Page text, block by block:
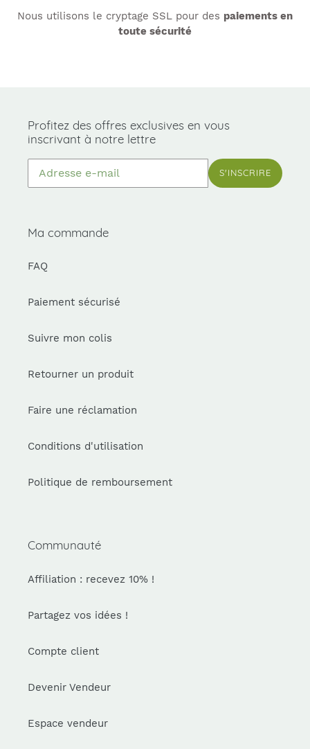
Nous utilisons le cryptage SSL pour des paiements en
toute sécurité
Profitez des offres exclusives en vous
inscrivant à notre lettre
S'INSCRIRE
Ma commande
FAQ
Paiement sécurisé
Suivre mon colis
Retourner un produit
Faire une réclamation
Conditions d'utilisation
Politique de remboursement
Communauté
Affiliation : recevez 10% !
Partagez vos idées !
Compte client
Devenir Vendeur
Espace vendeur